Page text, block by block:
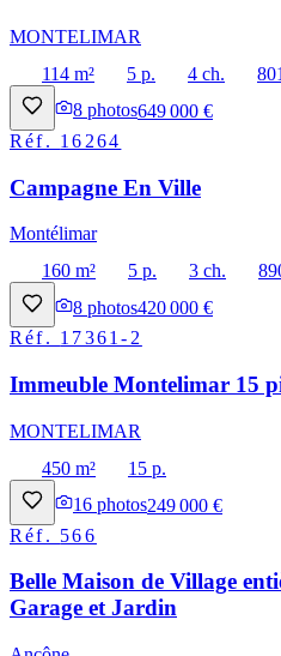
MONTELIMAR
114 m²
5 p. 4 ch.
8 photos649 000 €
Réf. 16264
Campagne En Ville
Montélimar
160 m²
5 p. 3 ch.
8 photos420 000 €
Réf. 17361-2
Immeuble Montelimar 15
MONTELIMAR
450 m²
15 p.
16 photos249 000 €
Réf. 566
Belle Maison de Village
Garage et Jardin